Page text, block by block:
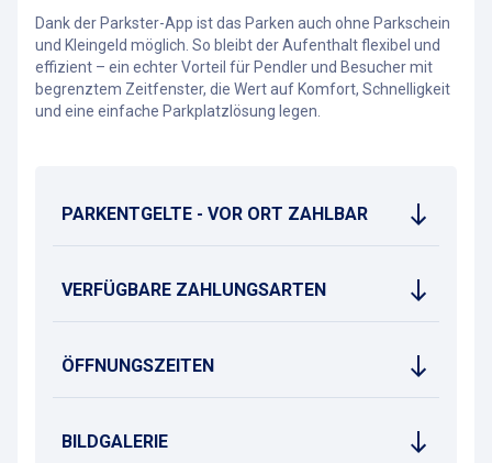
Dank der Parkster-App ist das Parken auch ohne Parkschein
und Kleingeld möglich. So bleibt der Aufenthalt flexibel und
effizient – ein echter Vorteil für Pendler und Besucher mit
begrenztem Zeitfenster, die Wert auf Komfort, Schnelligkeit
und eine einfache Parkplatzlösung legen.
PARKENTGELTE - VOR ORT ZAHLBAR
VERFÜGBARE ZAHLUNGSARTEN
ÖFFNUNGSZEITEN
BILDGALERIE